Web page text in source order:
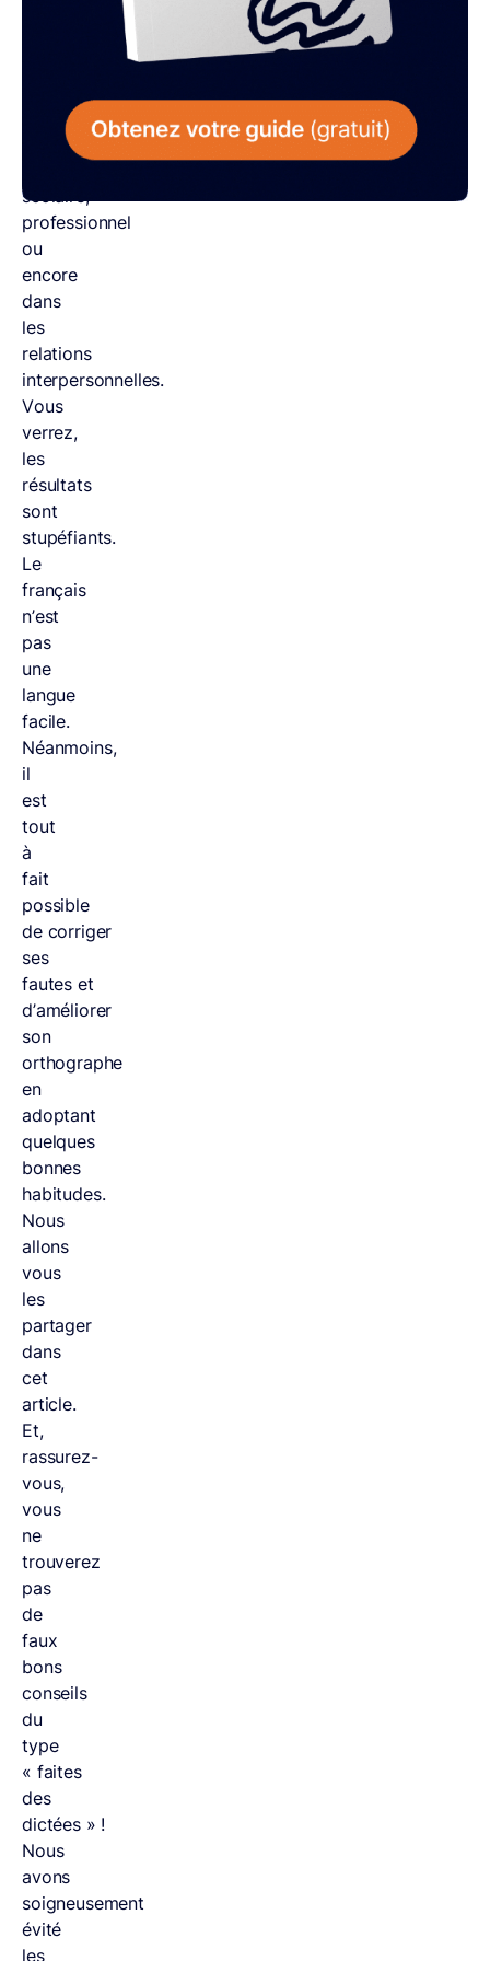
scolaire,
professionnel
ou
encore
dans
les
relations
interpersonnelles.
Vous
verrez,
les
résultats
sont
stupéfiants.
Le
français
n’est
pas
une
langue
facile.
Néanmoins,
il
est
tout
à
fait
possible
de corriger
ses
fautes et
d’améliorer
son
orthographe
en
adoptant
quelques
bonnes
habitudes.
Nous
allons
vous
les
partager
dans
cet
article.
Et,
rassurez-
vous,
vous
ne
trouverez
pas
de
faux
bons
conseils
du
type
« faites
des
dictées » !
Nous
avons
soigneusement
évité
les